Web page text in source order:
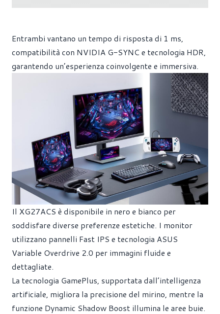
Entrambi vantano un tempo di risposta di 1 ms,
compatibilità con NVIDIA G-SYNC e tecnologia HDR,
garantendo un’esperienza coinvolgente e immersiva.
Il XG27ACS è disponibile in nero e bianco per
soddisfare diverse preferenze estetiche. I monitor
utilizzano pannelli Fast IPS e tecnologia ASUS
Variable Overdrive 2.0 per immagini fluide e
dettagliate.
La tecnologia GamePlus, supportata dall’intelligenza
artificiale, migliora la precisione del mirino, mentre la
funzione Dynamic Shadow Boost illumina le aree buie.